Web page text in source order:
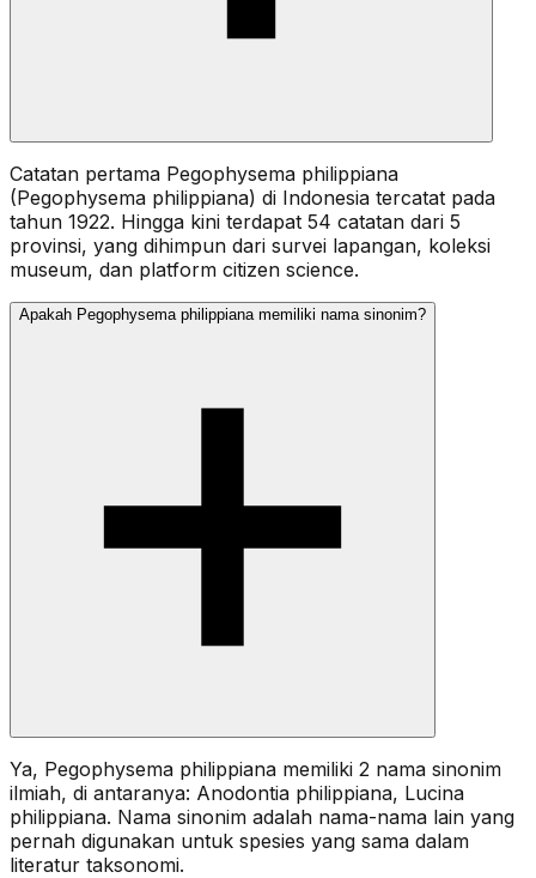
Catatan pertama Pegophysema philippiana
(Pegophysema philippiana) di Indonesia tercatat pada
tahun 1922. Hingga kini terdapat 54 catatan dari 5
provinsi, yang dihimpun dari survei lapangan, koleksi
museum, dan platform citizen science.
Apakah Pegophysema philippiana memiliki nama sinonim?
Ya, Pegophysema philippiana memiliki 2 nama sinonim
ilmiah, di antaranya: Anodontia philippiana, Lucina
philippiana. Nama sinonim adalah nama-nama lain yang
pernah digunakan untuk spesies yang sama dalam
literatur taksonomi.